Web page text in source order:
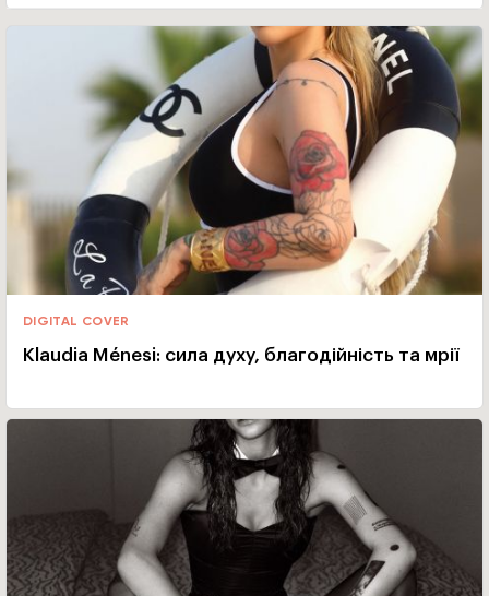
DIGITAL COVER
Klaudia Ménesi: сила духу, благодійність та мрії